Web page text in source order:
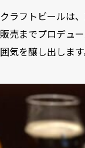
クラフトビールは
販売までプロデュ
囲気を醸し出します